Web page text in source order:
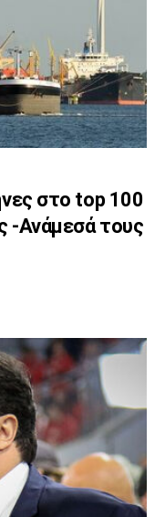
Γιουβέντους
Μπάγερν
Τότεναμ
στο top 100
-Ανάμεσά τους